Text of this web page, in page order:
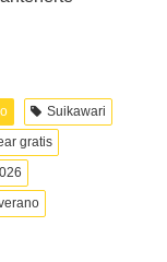
Suikawari
gratis